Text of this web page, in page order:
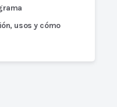
usos y cómo